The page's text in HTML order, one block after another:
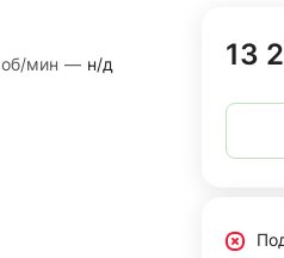
мин — н/д
13